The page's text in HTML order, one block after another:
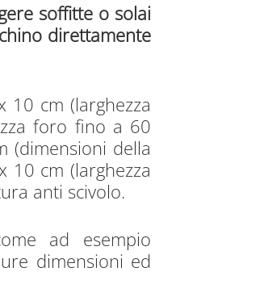
soffitte o solai
direttamente
cm (larghezza
foro fino a 60
(dimensioni della
10 cm (larghezza
anti scivolo.
ad esempio
dimensioni ed